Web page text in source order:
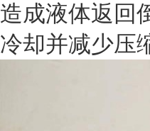
造成液体返回
冷却并减少压